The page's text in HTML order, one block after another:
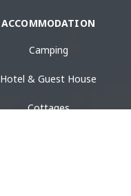
ACCOMMODATION
Camping
Hotel & Guest House
Cottages